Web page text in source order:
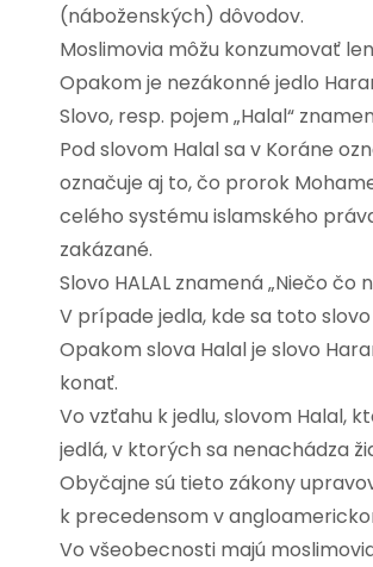
(náboženských) dôvodov.
Moslimovia môžu konzumovať
Opakom je nezákonné jedlo
Slovo, resp. pojem „Halal“
Pod slovom Halal sa v Koráne
označuje aj to, čo prorok
celého systému islamského
zakázané.
Slovo HALAL znamená „Niečo čo
V prípade jedla, kde sa toto
Opakom slova Halal je slovo
konať.
Vo vzťahu k jedlu, slovom Halal,
jedlá, v ktorých sa nenachádza
Obyčajne sú tieto zákony
k precedensom v
Vo všeobecnosti majú